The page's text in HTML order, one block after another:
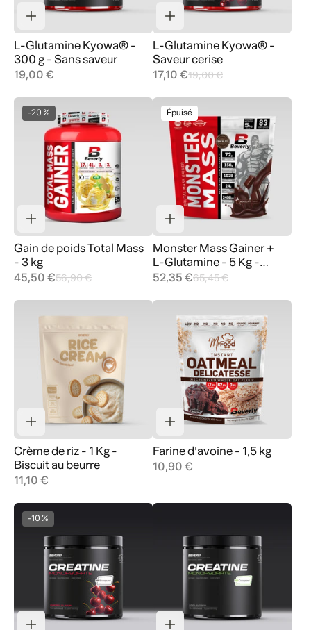
L-Glutamine Kyowa® -
300 g - Sans saveur
19,00 €
L-Glutamine Kyowa® -
Saveur cerise
17,10 €19,00 €
-20 %
Gain de poids Total Mass
- 3 kg
45,50 €56,90 €
Épuisé
Monster Mass Gainer +
L-Glutamine - 5 Kg -
Chocolat
52,35 €65,45 €
Crème de riz - 1 Kg -
Biscuit au beurre
11,10 €
Farine d'avoine - 1,5 kg
10,90 €
-10 %